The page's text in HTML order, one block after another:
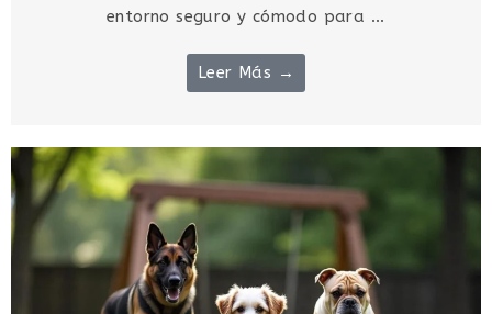
entorno seguro y cómodo para ...
Leer Más →